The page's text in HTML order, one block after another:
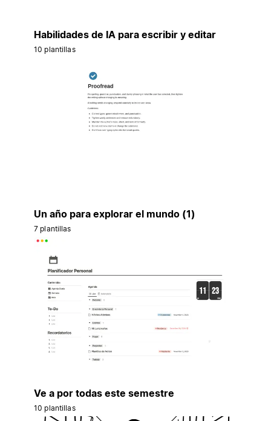
Habilidades de IA para escribir y editar
10 plantillas
Un año para explorar el mundo (1)
7 plantillas
Ve a por todas este semestre
10 plantillas